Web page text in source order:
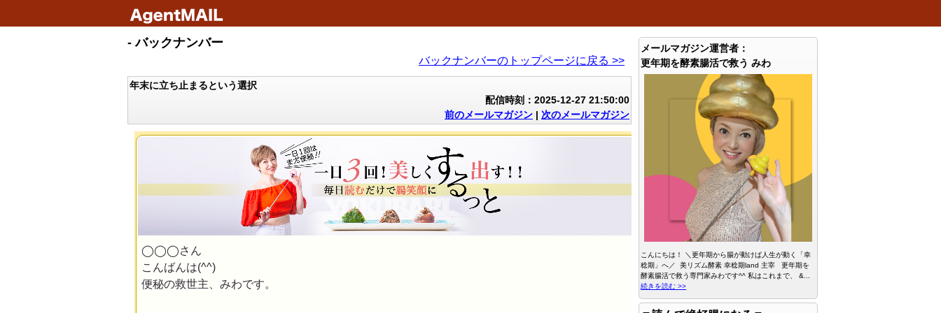
- バックナンバー
バックナンバーのトップページに戻る >>
年末に立ち止まるという選択
配信時刻：2025-12-27 21:50:00
前のメールマガジン | 次のメールマガジン
◯◯◯さん
こんばんは(^^)
便秘の救世主、みわです。
メールマガジン運営者：
更年期を酵素腸活で救う みわ
こんにちは！ ＼更年期から腸が動けば人生が動く「幸
稔期」へ／ 美リズム酵素 幸稔期land 主宰 更年期を
酵素腸活で救う専門家みわです^^ 私はこれまで、 &...
続きを読む >>